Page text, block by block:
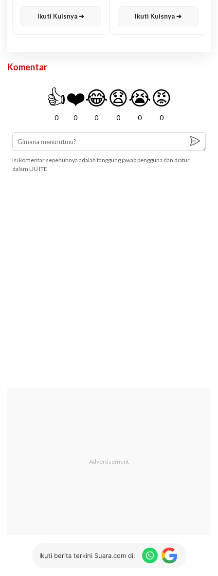
Ikuti Kuisnya ➔ Ikuti Kuisnya ➔
Komentar
👍
0
❤️
0
😂
0
😧
0
😭
0
😡
0
Isi komentar sepenuhnya adalah tanggung jawab pengguna dan diatur
dalam UU ITE
Ikuti berita terkini Suara.com di: